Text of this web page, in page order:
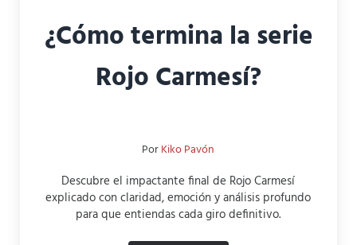
¿Cómo termina la serie
Rojo Carmesí?
PorKiko Pavón
Descubre el impactante final de Rojo Carmesí
explicado con claridad, emoción y análisis profundo
para que entiendas cada giro definitivo.